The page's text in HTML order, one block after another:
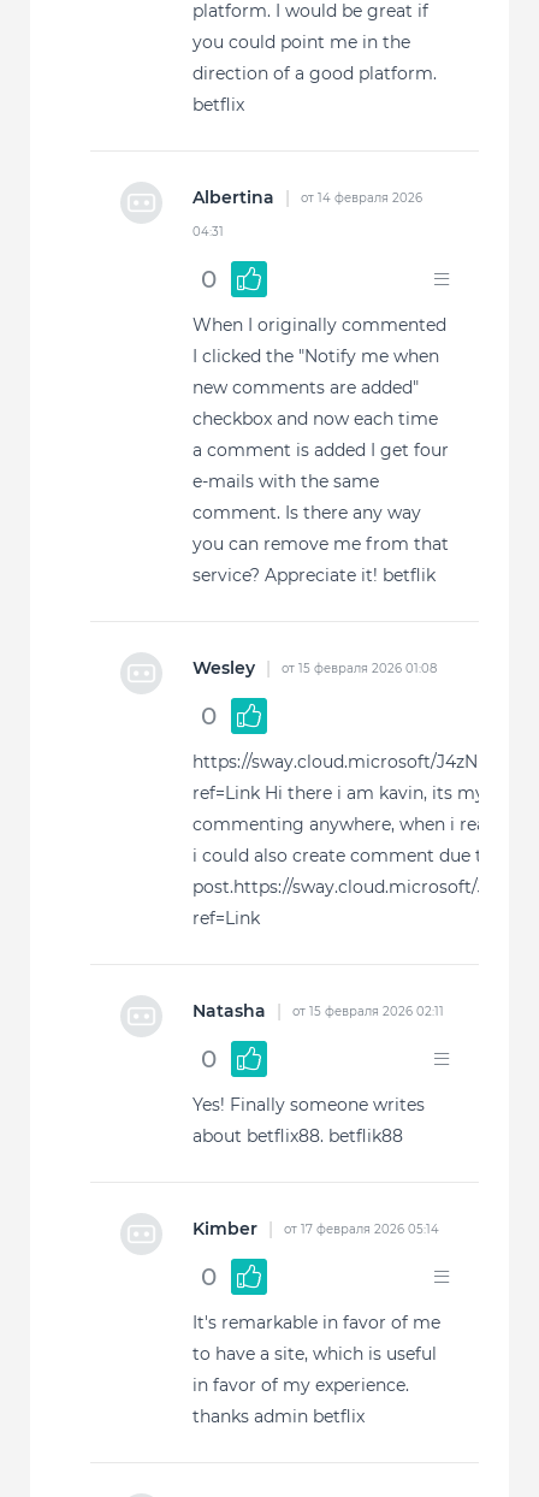
platform. I would be great if
you could point me in the
direction of a good platform.
betflix
Albertina | от 14 февраля 2026
04:31
0
When I originally commented
I clicked the "Notify me when
new comments are added"
checkbox and now each time
a comment is added I get four
e-mails with the same
comment. Is there any way
you can remove me from that
service? Appreciate it! betflik
Wesley | от 15 февраля 2026 01:08
0
https://sway.cloud.microsoft/
ref=Link Hi there i am kavin, its my first
commenting anywhere, when i read
i could also create comment due to this
post.https://sway.cloud.microsoft/
ref=Link
Natasha | от 15 февраля 2026 02:11
0
Yes! Finally someone writes
about betflix88. betflik88
Kimber | от 17 февраля 2026 05:14
0
It's remarkable in favor of me
to have a site, which is useful
in favor of my experience.
thanks admin betflix